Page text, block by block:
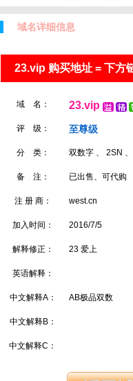
域名详细信息
23.vip 购买地址 = 下方
域 名： 23.vip
评 级： 至尊级
分 类： 双数字 、 2SN
备 注： 已出售、可代购
注 册 商： west.cn
加入时间： 2016/7/5
解释修正： 23 爱上
英语解释：
中文解释A： AB极品双数
中文解释B：
中文解释C：